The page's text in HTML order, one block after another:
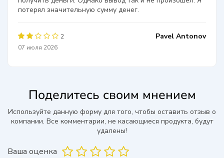
потерял значительную сумму денег.
2
07 июля 2026
Pavel Antonov
Поделитесь своим мнением
Используйте данную форму для того, чтобы оставить отзыв о
компании. Все комментарии, не касающиеся продукта, будут
удалены!
Ваша оценка